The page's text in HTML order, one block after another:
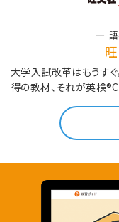
大学入試改革はもうす
得の教材、それが英検